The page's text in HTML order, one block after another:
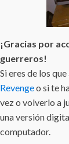
¡Gracias por
guerreros!
Si eres de los
Revengeo si te
vez o volverlo a
una versión
computador.